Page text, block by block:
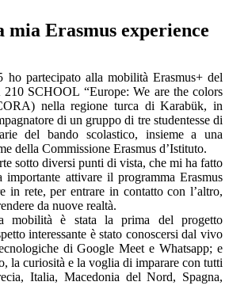
Erasmus experience
partecipato alla mobilità Erasmus+ del
SCHOOL “Europe: We are the colors
nella regione turca di Karabük, in
di un gruppo di tre studentesse di
del bando scolastico, insieme a una
della Commissione Erasmus d’Istituto.
sotto diversi punti di vista, che mi ha fatto
importante attivare il programma Erasmus
in rete, per entrare in contatto con l’altro,
da nuove realtà.
mobilità è stata la prima del progetto
interessante è stato conoscersi dal vivo
di Google Meet e Whatsapp; e
la curiosità e la voglia di imparare con tutti
Italia, Macedonia del Nord, Spagna,